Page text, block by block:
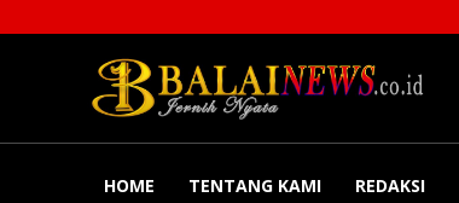
HOME TENTANG KAMI REDAKSI